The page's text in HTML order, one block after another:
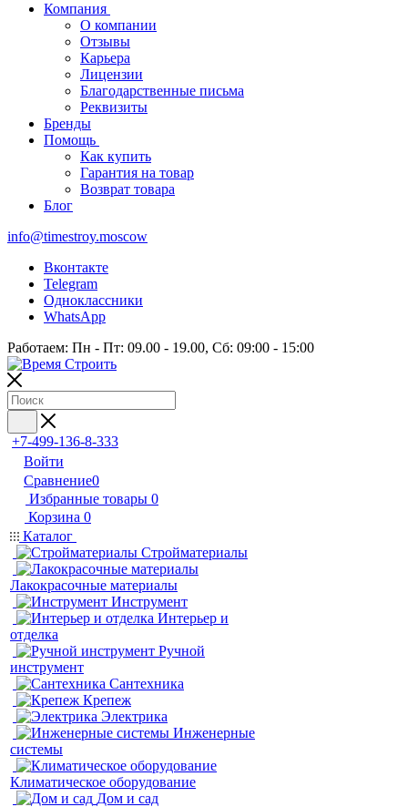
Компания
О компании
Отзывы
Карьера
Лицензии
Благодарственные письма
Реквизиты
Бренды
Помощь
Как купить
Гарантия на товар
Возврат товара
Блог
info@timestroy.moscow
Вконтакте
Telegram
Одноклассники
WhatsApp
Работаем: Пн - Пт: 09.00 - 19.00, Сб: 09:00 - 15:00
+7-499-136-8-333
Войти
Сравнение0
Избранные товары 0
Корзина 0
Каталог
Стройматериалы
Лакокрасочные материалы
Инструмент
Интерьер и
отделка
Ручной
инструмент
Сантехника
Крепеж
Электрика
Инженерные
системы
Климатическое оборудование
Дом и сад